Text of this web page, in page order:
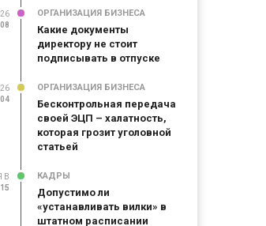
ОРГАНИЗАЦИЯ БИЗНЕСА
Какие документы
директору не стоит
подписывать в отпуске
ОРГАНИЗАЦИЯ БИЗНЕСА
Бесконтрольная передача
своей ЭЦП – халатность,
которая грозит уголовной
статьей
В
КАДРЫ
Допустимо ли
«устанавливать вилки» в
штатном расписании